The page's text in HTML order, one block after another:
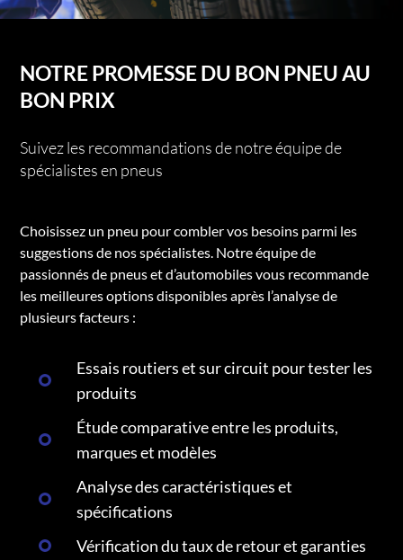
NOTRE PROMESSE DU BON PNEU AU
BON PRIX
Suivez les recommandations de notre équipe de
spécialistes en pneus
Choisissez un pneu pour combler vos besoins parmi les
suggestions de nos spécialistes. Notre équipe de
passionnés de pneus et d’automobiles vous recommande
les meilleures options disponibles après l’analyse de
plusieurs facteurs :
Essais routiers et sur circuit pour tester les
produits
Étude comparative entre les produits,
marques et modèles
Analyse des caractéristiques et
spécifications
Vérification du taux de retour et garanties